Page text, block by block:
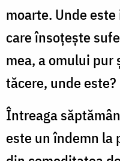
moarte. Unde
care însoțește
mea, a omului
tăcere, unde este?
Întreaga
este un îndemn la